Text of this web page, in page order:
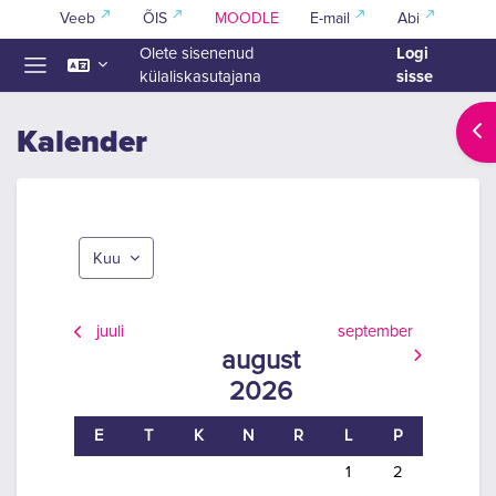
Jäta vahele peasisuni
Veeb ÕIS MOODLE E-mail Abi
Olete sisenenud
külaliskasutajana
Logi
sisse
Kalender
Kuu
juuli
august
2026
september
Esmaspäev
E Teisipäev
T Kolmapäev
K Neljapäev
N Reede
R Laupäev
L Pühapäev
P
Sündmsued puuduvad
1 Sündmsued
2